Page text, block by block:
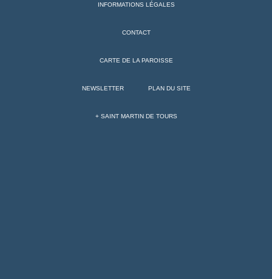
INFORMATIONS LÉGALES
CONTACT
CARTE DE LA PAROISSE
NEWSLETTER PLAN DU SITE
+ SAINT MARTIN DE TOURS